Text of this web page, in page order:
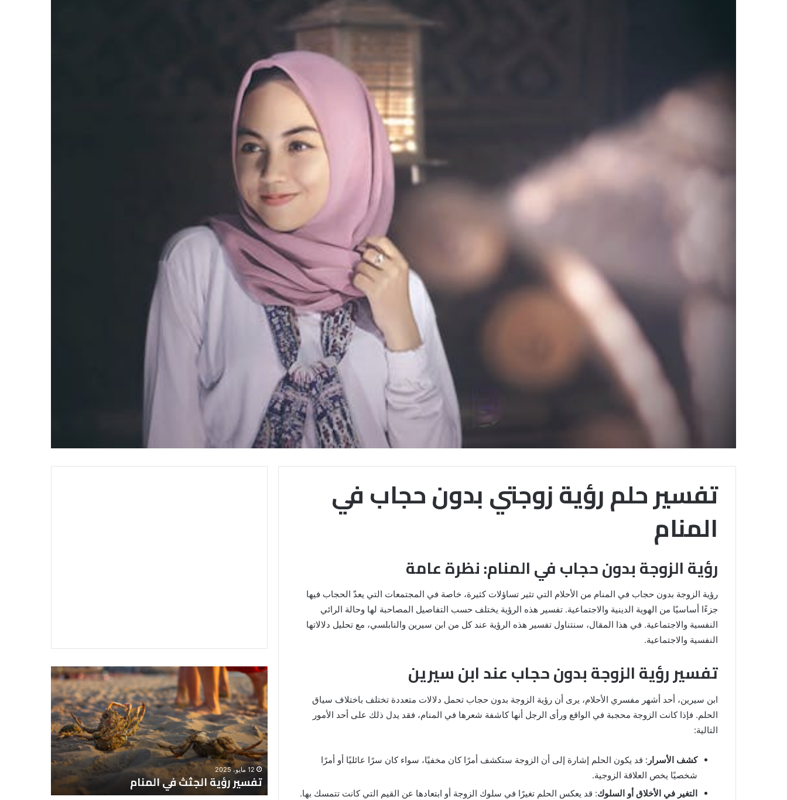
تفسير حلم رؤية زوجتي بدون حجاب في
المنام
رؤية الزوجة بدون حجاب في المنام: نظرة عامة
رؤية الزوجة بدون حجاب في المنام من الأحلام التي تثير تساؤلات كثيرة، خاصة في المجتمعات التي يعدّ الحجاب فيها
جزءًا أساسيًا من الهوية الدينية والاجتماعية. تفسير هذه الرؤية يختلف حسب التفاصيل المصاحبة لها وحالة الرائي
النفسية والاجتماعية. في هذا المقال، سنتناول تفسير هذه الرؤية عند كل من ابن سيرين والنابلسي، مع تحليل دلالاتها
النفسية والاجتماعية.
تفسير رؤية الزوجة بدون حجاب عند ابن سيرين
ابن سيرين، أحد أشهر مفسري الأحلام، يرى أن رؤية الزوجة بدون حجاب تحمل دلالات متعددة تختلف باختلاف سياق
الحلم. فإذا كانت الزوجة محجبة في الواقع ورأى الرجل أنها كاشفة شعرها في المنام، فقد يدل ذلك على أحد الأمور
التالية:
كشف الأسرار : قد يكون الحلم إشارة إلى أن الزوجة ستكشف أمرًا كان مخفيًا، سواء كان سرًا عائليًا أو أمرًا
شخصيًا يخص العلاقة الزوجية.
التغير في الأخلاق أو السلوك: قد يعكس الحلم تغيرًا في سلوك الزوجة أو ابتعادها عن القيم التي كانت تتمسك بها.
خروج
في
المنام
خروج شي من الدبر في المنام للمتزوجة
رؤية
الحمام
المتسخ
في
وتفسيرات
والنابلسي
14 مايو، 2025
رؤية الحمام المتسخ بالبراز في المنام:
تفسير
رؤية
الجثث
في
المنام
12 مايو، 2025
تفسير رؤية الجثث في المنام
تفسير
اني
حارس
شخصي